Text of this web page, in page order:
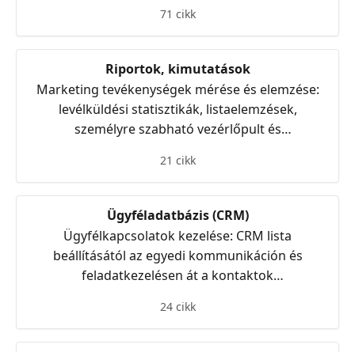
71 cikk
Riportok, kimutatások
Marketing tevékenységek mérése és elemzése:
levélküldési statisztikák, listaelemzések,
személyre szabható vezérlőpult és
21 cikk
Ügyféladatbázis (CRM)
Ügyfélkapcsolatok kezelése: CRM lista
beállításától az egyedi kommunikáción és
feladatkezelésen át a kontaktok
24 cikk